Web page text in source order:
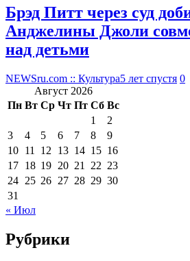
Брэд Питт через суд
Анджелины Джоли
над детьми
NEWSru.com :: Культура5 лет спустя 0
Август 2026
Пн Вт Ср Чт Пт Сб Вс
1
2
3
4 5 6 7 8
9
10 11 12 13 14 15 16
17 18 19 20 21 22 23
24 25 26 27 28 29 30
31
« Июл
Рубрики